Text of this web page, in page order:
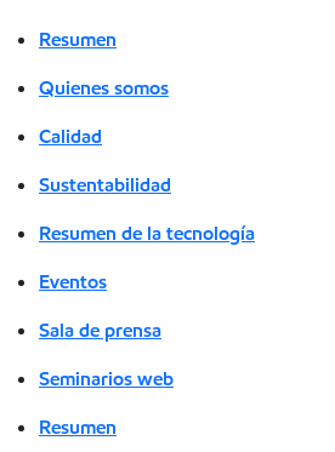
Resumen
Quienes somos
Calidad
Sustentabilidad
Resumen de la tecnología
Eventos
Sala de prensa
Seminarios web
Resumen